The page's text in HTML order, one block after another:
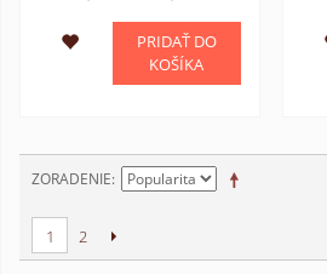
PRIDAŤ DO
KOŠÍKA
ZORADENIE
1 2